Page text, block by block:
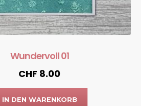
Wundervoll 01
CHF 8.00
IN DEN WARENKORB